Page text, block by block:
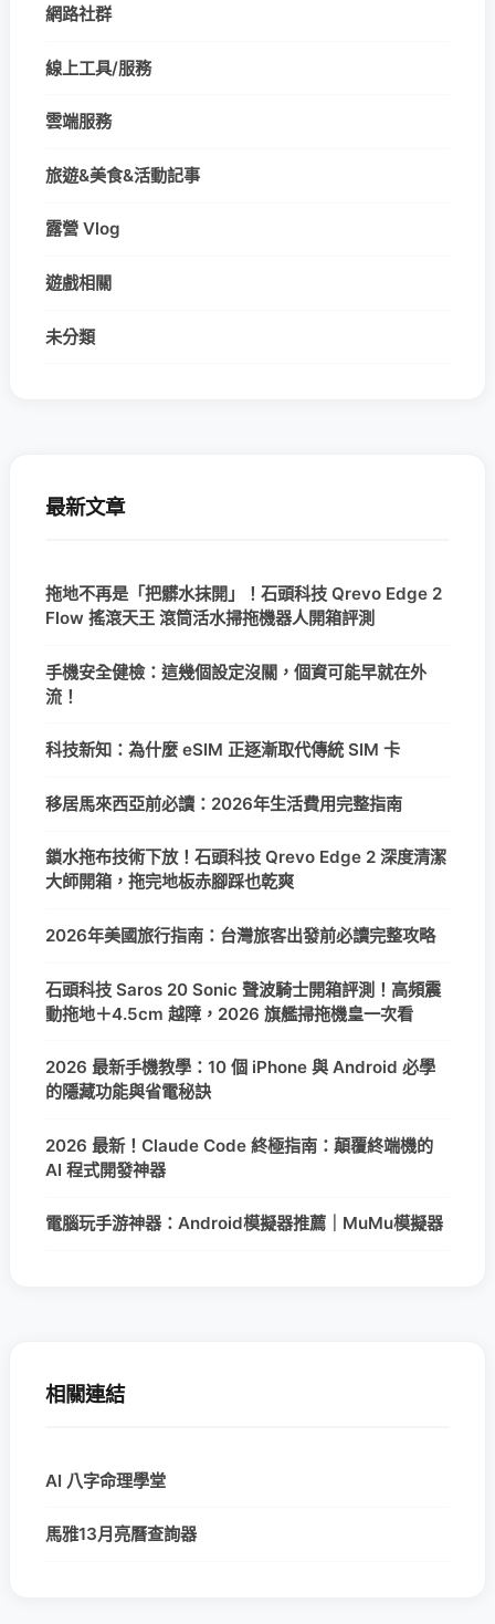
網路社群
線上工具/服務
雲端服務
旅遊&美食&活動記事
露營 Vlog
遊戲相關
未分類
最新文章
拖地不再是「把髒水抹開」！石頭科技 Qrevo Edge 2
Flow 搖滾天王 滾筒活水掃拖機器人開箱評測
手機安全健檢：這幾個設定沒關，個資可能早就在外
流！
科技新知：為什麼 eSIM 正逐漸取代傳統 SIM 卡
移居馬來西亞前必讀：2026年生活費用完整指南
鎖水拖布技術下放！石頭科技 Qrevo Edge 2 深度清潔
大師開箱，拖完地板赤腳踩也乾爽
2026年美國旅行指南：台灣旅客出發前必讀完整攻略
石頭科技 Saros 20 Sonic 聲波騎士開箱評測！高頻震
動拖地＋4.5cm 越障，2026 旗艦掃拖機皇一次看
2026 最新手機教學：10 個 iPhone 與 Android 必學
的隱藏功能與省電秘訣
2026 最新！Claude Code 終極指南：顛覆終端機的
AI 程式開發神器
電腦玩手游神器：Android模擬器推薦｜MuMu模擬器
相關連結
AI 八字命理學堂
馬雅13月亮曆查詢器